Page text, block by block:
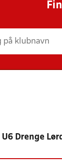
U6 Drenge